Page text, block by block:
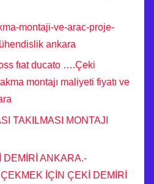
montaji-ve-arac-proje-
ankara
fıat ducato ….Çeki
montajı maliyeti fiyatı ve
TAKILMASI MONTAJI
DEMİRİ ANKARA.-
İÇİN ÇEKİ DEMİRİ